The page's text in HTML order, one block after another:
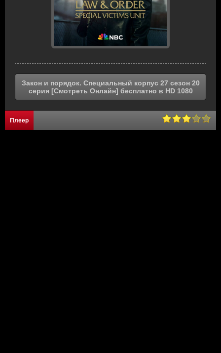
Закон и порядок. Специальный корпус 27 сезон 20
серия [Смотреть Онлайн] бесплатно в HD 1080
Плеер